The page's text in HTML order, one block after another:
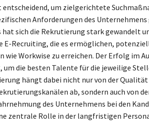
entscheidend, um zielgerichtete
Anforderungen des
hat sich die Rekrutierung stark gewandelt
E-Recruiting, die es ermöglichen,
Workwise zu erreichen. Der Erfolg im
die besten Talente für die jeweilige
hängt dabei nicht nur von der
ab, sondern auch von
des Unternehmens bei den
zentrale Rolle in der langfristigen